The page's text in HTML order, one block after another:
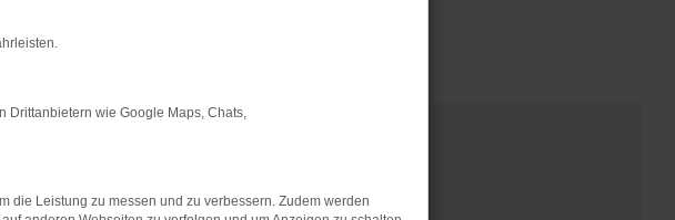
Drittanbietern wie Google Maps, Chats,
die Leistung zu messen und zu verbessern. Zudem werden